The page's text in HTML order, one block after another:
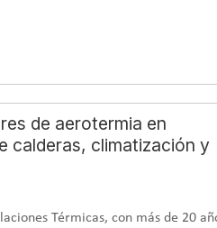
de aerotermia en
calderas, climatización y
Térmicas, con más de 20